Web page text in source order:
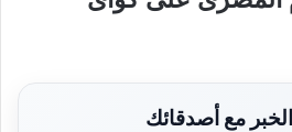
مع أصدقائك